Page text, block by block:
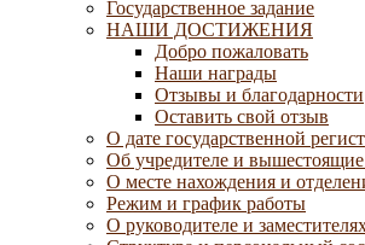
Государственное задание
НАШИ ДОСТИЖЕНИЯ
Добро пожаловать
Наши награды
Отзывы и благодарности
Оставить свой отзыв
О дате государственной
Об учредителе и
О месте нахождения и
Режим и график работы
О руководителе и